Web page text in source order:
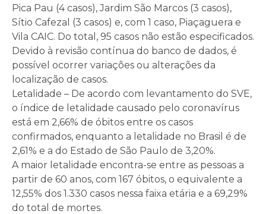
Pica Pau (4 casos), Jardim São Marcos (3 casos),
Sítio Cafezal (3 casos) e, com 1 caso, Piaçaguera e
Vila CAIC. Do total, 95 casos não estão especificados.
Devido à revisão contínua do banco de dados, é
possível ocorrer variações ou alterações da
localização de casos.
Letalidade – De acordo com levantamento do SVE,
o índice de letalidade causado pelo coronavírus
está em 2,66% de óbitos entre os casos
confirmados, enquanto a letalidade no Brasil é de
2,61% e a do Estado de São Paulo de 3,20%.
A maior letalidade encontra-se entre as pessoas a
partir de 60 anos, com 167 óbitos, o equivalente a
12,55% dos 1.330 casos nessa faixa etária e a 69,29%
do total de mortes.